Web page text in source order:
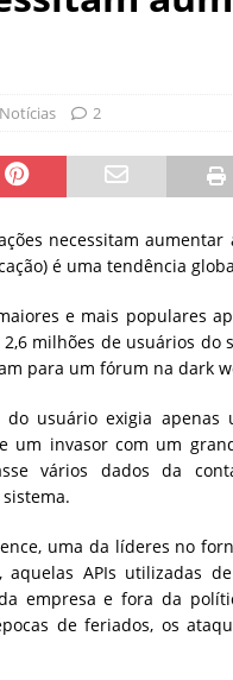
Sem guardrails, a autonomia da IA
Notícias 2
necessitam
é uma tendência
e mais populares
milhões de usuários do
para um fórum na dark
usuário exigia apenas
um invasor com um
vários dados da
uma da líderes no
aquelas APIs utilizadas
empresa e fora da
de feriados, os